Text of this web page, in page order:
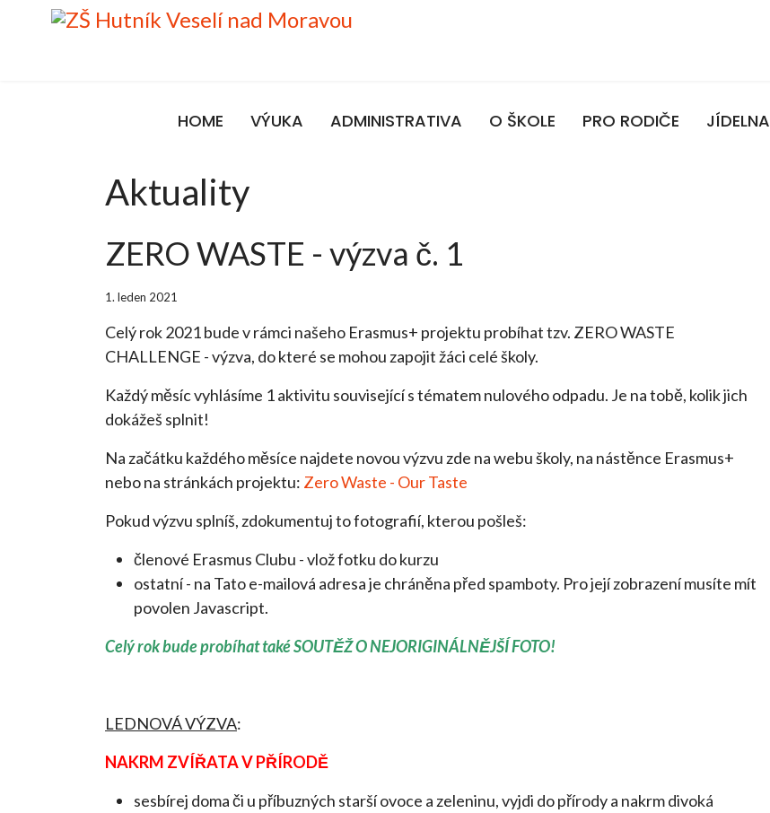
HOME VÝUKA ADMINISTRATIVA O ŠKOLE PRO RODIČE JÍDELNA
Aktuality
ZERO WASTE - výzva č. 1
1. leden 2021
Celý rok 2021 bude v rámci našeho Erasmus+ projektu probíhat tzv. ZERO WASTE
CHALLENGE - výzva, do které se mohou zapojit žáci celé školy.
Každý měsíc vyhlásíme 1 aktivitu související s tématem nulového odpadu. Je na tobě, kolik jich
dokážeš splnit!
Na začátku každého měsíce najdete novou výzvu zde na webu školy, na nástěnce Erasmus+
nebo na stránkách projektu: Zero Waste - Our Taste
Pokud výzvu splníš, zdokumentuj to fotografií, kterou pošleš:
členové Erasmus Clubu - vlož fotku do kurzu
ostatní - na Tato e-mailová adresa je chráněna před spamboty. Pro její zobrazení musíte mít
povolen Javascript.
Celý rok bude probíhat také SOUTĚŽ O NEJORIGINÁLNĚJŠÍ FOTO!
LEDNOVÁ VÝZVA:
NAKRM ZVÍŘATA V PŘÍRODĚ
sesbírej doma či u příbuzných starší ovoce a zeleninu, vyjdi do přírody a nakrm divoká